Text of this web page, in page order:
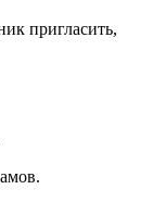
пригласить,